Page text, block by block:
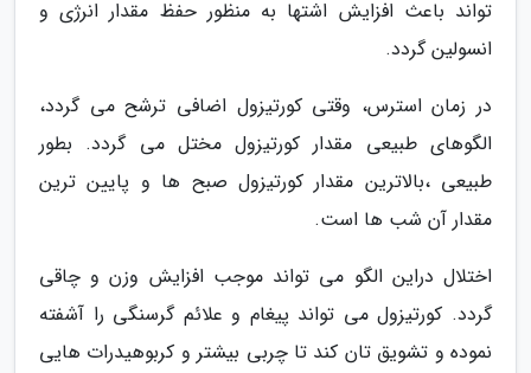
تواند باعث افزایش اشتها به منظور حفظ مقدار انرژی و
انسولین گردد.
در زمان استرس، وقتی کورتیزول اضافی ترشح می گردد،
الگوهای طبیعی مقدار کورتیزول مختل می گردد. بطور
طبیعی ،بالاترین مقدار کورتیزول صبح ها و پایین ترین
مقدار آن شب ها است.
اختلال دراین الگو می تواند موجب افزایش وزن و چاقی
گردد. کورتیزول می تواند پیغام و علائم گرسنگی را آشفته
نموده و تشویق تان کند تا چربی بیشتر و کربوهیدرات هایی